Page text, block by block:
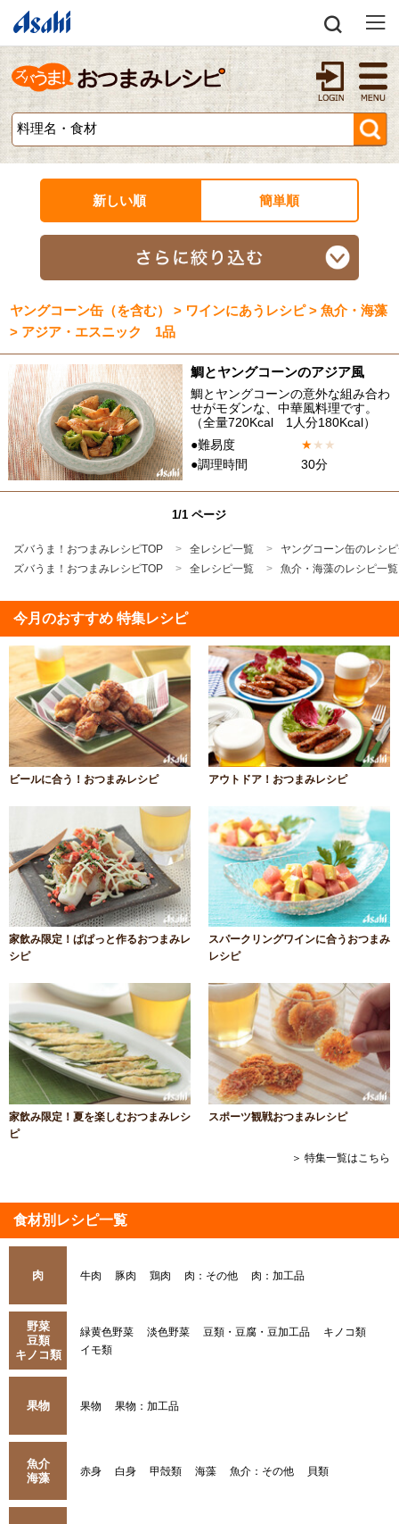
新しい順 簡単順
ヤングコーン缶（を含む） > ワインにあうレシピ > 魚介・海藻
> アジア・エスニック 1品
鯛とヤングコーンのアジア風
鯛とヤングコーンの意外な組み合わ
せがモダンな、中華風料理です。
（全量720Kcal 1人分180Kcal）
●難易度
★★ ★
●調理時間
30分
1/1 ページ
ズバうま！おつまみレシピTOP 全レシピ一覧
ヤングコーン缶のレシ
ズバうま！おつまみレシピTOP
全レシピ一覧 魚介・海藻のレシピ一覧
今月のおすすめ 特集レシピ
ビールに合う！おつまみレシピ アウトドア！おつまみレシピ
家飲み限定！ぱぱっと作るおつまみレ
シピ
スパークリングワインに合うおつまみ
レシピ
家飲み限定！夏を楽しむおつまみレシ
ピ
スポーツ観戦おつまみレシピ
＞ 特集一覧はこちら
食材別レシピ一覧
肉 牛肉 豚肉 鶏肉 肉：その他 肉：加工品
野菜
豆類
キノコ類
緑黄色野菜 淡色野菜 豆類・豆腐・豆加工品
キノコ類
イモ類
果物 果物 果物：加工品
魚介
海藻
赤身 白身 甲殻類 海藻 魚介：その他 貝類